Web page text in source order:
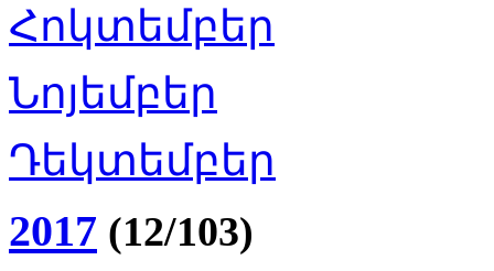
Հոկտեմբեր
Նոյեմբեր
Դեկտեմբեր
2017 (12/103)